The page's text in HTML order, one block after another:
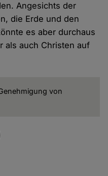
Angesichts der
die Erde und den
es aber durchaus
als auch Christen auf
von